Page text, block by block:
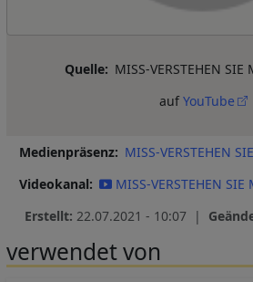
Quelle
MISS-VERSTEHEN SIE
aufYouTube
Medienpräsenz
MISS-VERSTEHEN
Videokanal
MISS-VERSTEHEN SIE
Erstellt: 22.07.2021 - 10:07 |
verwendet von